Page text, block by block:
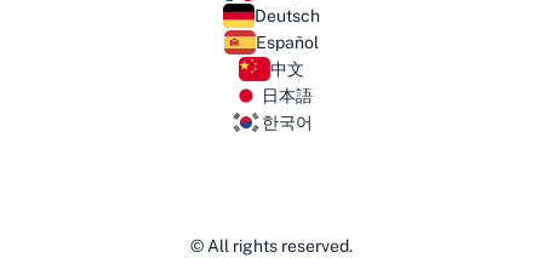
Deutsch
Español
中文
日本語
한국어
© All rights reserved.